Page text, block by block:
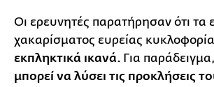
Οι ερευνητές παρατήρησαν ότι τα
χακαρίσματος ευρείας
εκπληκτικά ικανά. Για
μπορεί να λύσει τις προκλήσεις